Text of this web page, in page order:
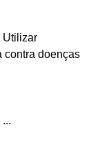
Utilizar
contra doenças